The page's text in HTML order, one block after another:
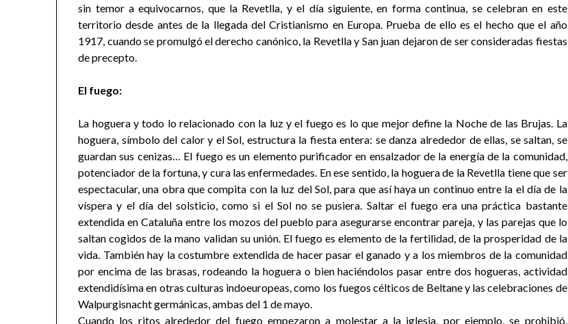
sin temor a equivocarnos, que la Revetlla, y el día siguiente, en forma continua, se celebran en este
territorio desde antes de la llegada del Cristianismo en Europa. Prueba de ello es el hecho que el año
1917, cuando se promulgó el derecho canónico, la Revetlla y San juan dejaron de ser consideradas fiestas
de precepto.
El fuego:
La hoguera y todo lo relacionado con la luz y el fuego es lo que mejor define la Noche de las Brujas. La
hoguera, símbolo del calor y el Sol, estructura la fiesta entera: se danza alrededor de ellas, se saltan, se
guardan sus cenizas… El fuego es un elemento purificador en ensalzador de la energía de la comunidad,
potenciador de la fortuna, y cura las enfermedades. En ese sentido, la hoguera de la Revetlla tiene que ser
espectacular, una obra que compita con la luz del Sol, para que así haya un continuo entre la el día de la
víspera y el día del solsticio, como si el Sol no se pusiera. Saltar el fuego era una práctica bastante
extendida en Cataluña entre los mozos del pueblo para asegurarse encontrar pareja, y las parejas que lo
saltan cogidos de la mano validan su unión. El fuego es elemento de la fertilidad, de la prosperidad de la
vida. También hay la costumbre extendida de hacer pasar el ganado y a los miembros de la comunidad
por encima de las brasas, rodeando la hoguera o bien haciéndolos pasar entre dos hogueras, actividad
extendidísima en otras culturas indoeuropeas, como los fuegos célticos de Beltane y las celebraciones de
Walpurgisnacht germánicas, ambas del 1 de mayo.
Cuando los ritos alrededor del fuego empezaron a molestar a la iglesia, por ejemplo, se prohibió,